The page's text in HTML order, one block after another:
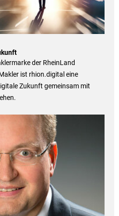
der RheinLand
ist rhion.digital eine
Zukunft gemeinsam mit